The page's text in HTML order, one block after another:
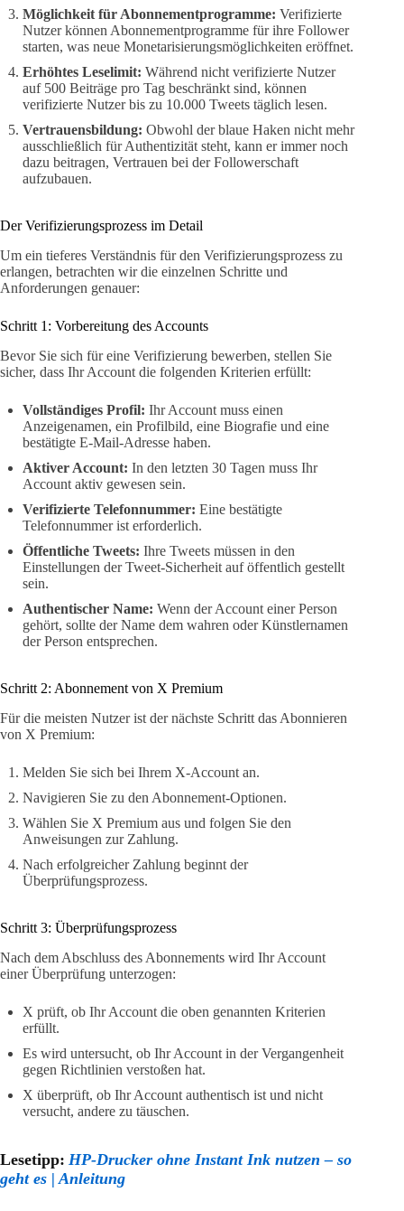
Möglichkeit für Abonnementprogramme: Verifizierte
Nutzer können Abonnementprogramme für ihre Follower
starten, was neue Monetarisierungsmöglichkeiten eröffnet.
Erhöhtes Leselimit: Während nicht verifizierte Nutzer
auf 500 Beiträge pro Tag beschränkt sind, können
verifizierte Nutzer bis zu 10.000 Tweets täglich lesen.
Vertrauensbildung: Obwohl der blaue Haken nicht mehr
ausschließlich für Authentizität steht, kann er immer noch
dazu beitragen, Vertrauen bei der Followerschaft
aufzubauen.
Der Verifizierungsprozess im Detail
Um ein tieferes Verständnis für den Verifizierungsprozess zu
erlangen, betrachten wir die einzelnen Schritte und
Anforderungen genauer:
Schritt 1: Vorbereitung des Accounts
Bevor Sie sich für eine Verifizierung bewerben, stellen Sie
sicher, dass Ihr Account die folgenden Kriterien erfüllt:
Vollständiges Profil: Ihr Account muss einen
Anzeigenamen, ein Profilbild, eine Biografie und eine
bestätigte E-Mail-Adresse haben.
Aktiver Account: In den letzten 30 Tagen muss Ihr
Account aktiv gewesen sein.
Verifizierte Telefonnummer: Eine bestätigte
Telefonnummer ist erforderlich.
Öffentliche Tweets: Ihre Tweets müssen in den
Einstellungen der Tweet-Sicherheit auf öffentlich gestellt
sein.
Authentischer Name: Wenn der Account einer Person
gehört, sollte der Name dem wahren oder Künstlernamen
der Person entsprechen.
Schritt 2: Abonnement von X Premium
Für die meisten Nutzer ist der nächste Schritt das Abonnieren
von X Premium:
Melden Sie sich bei Ihrem X-Account an.
Navigieren Sie zu den Abonnement-Optionen.
Wählen Sie X Premium aus und folgen Sie den
Anweisungen zur Zahlung.
Nach erfolgreicher Zahlung beginnt der
Überprüfungsprozess.
Schritt 3: Überprüfungsprozess
Nach dem Abschluss des Abonnements wird Ihr Account
einer Überprüfung unterzogen:
X prüft, ob Ihr Account die oben genannten Kriterien
erfüllt.
Es wird untersucht, ob Ihr Account in der Vergangenheit
gegen Richtlinien verstoßen hat.
X überprüft, ob Ihr Account authentisch ist und nicht
versucht, andere zu täuschen.
Lesetipp: HP-Drucker ohne Instant Ink nutzen – so
geht es | Anleitung